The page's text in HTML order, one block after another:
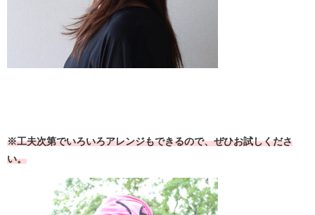
※工夫次第でいろいろアレンジもできるので、ぜひお試しくださ
い。